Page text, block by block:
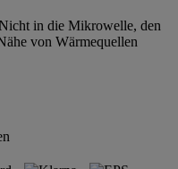
in die Mikrowelle, den
von Wärmequellen